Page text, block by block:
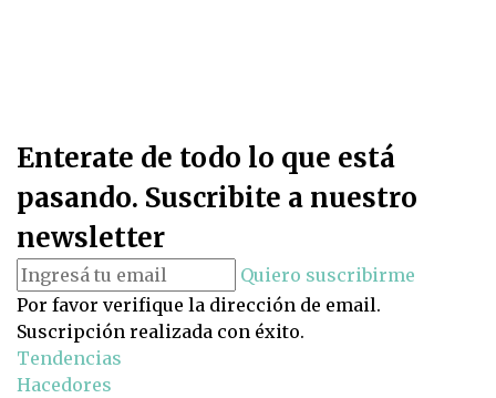
Enterate de todo lo que está
pasando. Suscribite a nuestro
newsletter
Quiero suscribirme
Por favor verifique la dirección de email.
Suscripción realizada con éxito.
Tendencias
Hacedores